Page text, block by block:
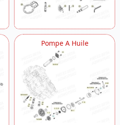
Pompe A Huile